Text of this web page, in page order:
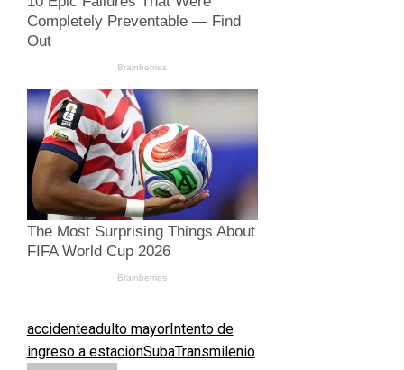
accidenteadulto mayorIntento de
ingreso a estaciónSubaTransmilenio